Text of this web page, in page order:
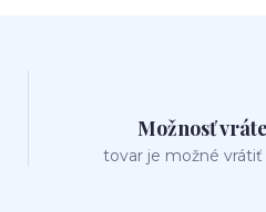
Možnosť
tovar je možné vrátiť